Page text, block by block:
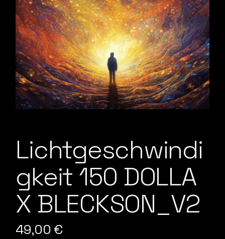
Lichtgeschwindi
gkeit 150 DOLLA
X BLECKSON_V2
49,00 €